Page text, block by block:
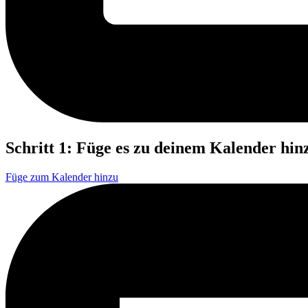
Schritt 1: Füge es zu deinem Kalender
Füge zum Kalender hinzu